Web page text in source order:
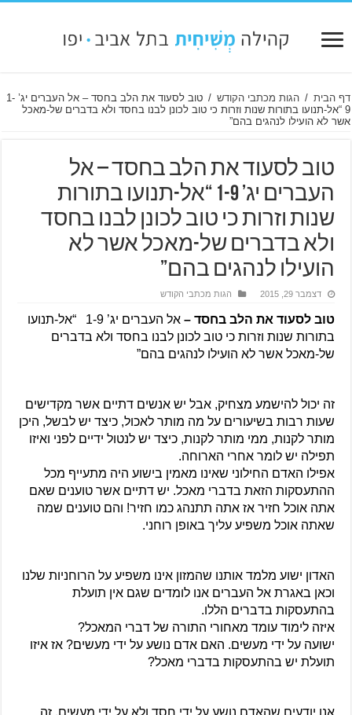
דף הבית / הגות מכתבי הקודש /
טוב לסעוד את הלב בחסד – אל העברים יג’ 1-
9 “אל-תנועו בתורות שנות וזרות כי טוב לכונן לבנו בחסד ולא בדברים של-מאכל
אשר לא הועילו לנהגים בהם”
טוב לסעוד את הלב בחסד – אל
העברים יג’ 1-9 “אל-תנועו בתורות
שנות וזרות כי טוב לכונן לבנו בחסד
ולא בדברים של-מאכל אשר לא
הועילו לנהגים בהם”
דצמבר 29, 2015 הגות מכתבי הקודש
טוב לסעוד את הלב בחסד –
של-מאכל אשר לא הועילו לנהגים בהם”
תפילה יש לומר אחרי הארוחה.
שאתה אוכל משפיע עליך באופן רוחני.
בהתעסקות בדברים הללו.
איזה לימוד עומד מאחורי התורה של דברי המאכל?
תועלת יש בהתעסקות בדברי מאכל?